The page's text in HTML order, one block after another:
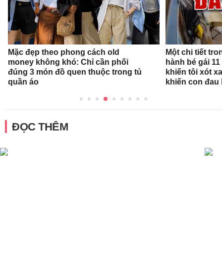
Mặc đẹp theo phong cách old
money không khó: Chỉ cần phối
đúng 3 món đồ quen thuộc trong tủ
quần áo
Một chi tiết
hành bé gái
khiến tôi xót
khiến con đau
ĐỌC THÊM